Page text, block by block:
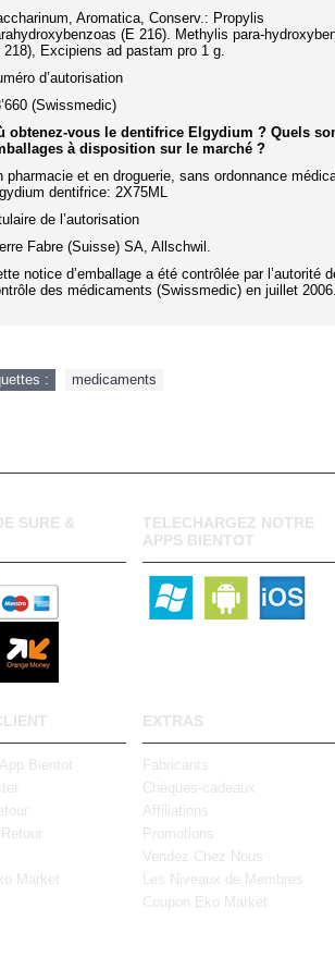
Aromatica, Conserv.: Propylis
(E 216). Methylis para-
218), Excipiens ad pastam pro 1 g.
d’autorisation
(Swissmedic)
obtenez-vous le dentifrice Elgydium ? Quels
à disposition sur le marché ?
pharmacie et en droguerie, sans ordonnance
dentifrice: 2X75ML
de l’autorisation
Fabre (Suisse) SA, Allschwil.
notice d’emballage a été contrôlée par l’autorité
des médicaments (Swissmedic) en juillet 2006.
: medicaments
SURE &
TELECHARGEZ NOTRE
APPS BIENTOT
Bientot
Market
EXTRAS
Fabricants
Chèques-cadeaux
Affiliations
Promotions
Vendez Chez Nous
Les Niveaux de Membres
Coupon Eko Market